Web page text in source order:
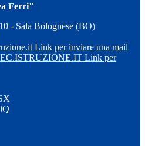
Ferri"
- Sala Bolognese (BO)
Link per inviare una mail
Link per